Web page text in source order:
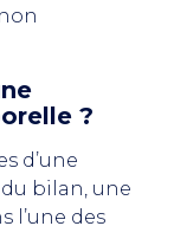
?
d’une
bilan, une
l’une des